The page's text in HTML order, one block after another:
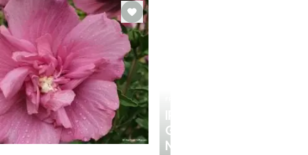
IRIS
GERMANICA
NEUHEITEN